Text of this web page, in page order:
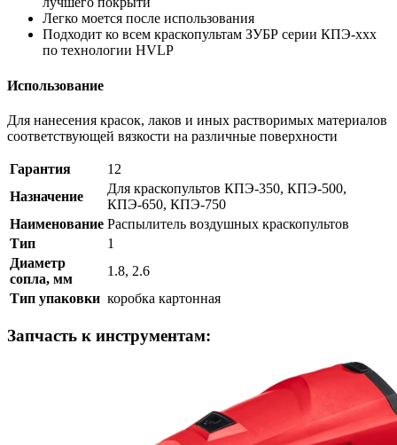
Легко моется после использования
Подходит ко всем краскопультам ЗУБР серии КПЭ-ххх
по технологии HVLP
Использование
Для нанесения красок, лаков и иных растворимых материалов
соответствующей вязкости на различные поверхности
Гарантия
12
Назначение
Для краскопультов КПЭ-350, КПЭ-500,
КПЭ-650, КПЭ-750
Наименование Распылитель воздушных краскопультов
Тип
1
Диаметр
сопла, мм
1.8, 2.6
Тип упаковки коробка картонная
Запчасть к инструментам: